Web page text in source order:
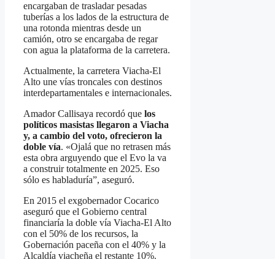
encargaban de trasladar pesadas
tuberías a los lados de la estructura de
una rotonda mientras desde un
camión, otro se encargaba de regar
con agua la plataforma de la carretera.
Actualmente, la carretera Viacha-El
Alto une vías troncales con destinos
interdepartamentales e internacionales.
Amador Callisaya recordó que los
políticos masistas llegaron a Viacha
y, a cambio del voto, ofrecieron la
doble vía. «Ojalá que no retrasen más
esta obra arguyendo que el Evo la va
a construir totalmente en 2025. Eso
sólo es habladuría”, aseguró.
En 2015 el exgobernador Cocarico
aseguró que el Gobierno central
financiaría la doble vía Viacha-El Alto
con el 50% de los recursos, la
Gobernación paceña con el 40% y la
Alcaldía viacheña el restante 10%.